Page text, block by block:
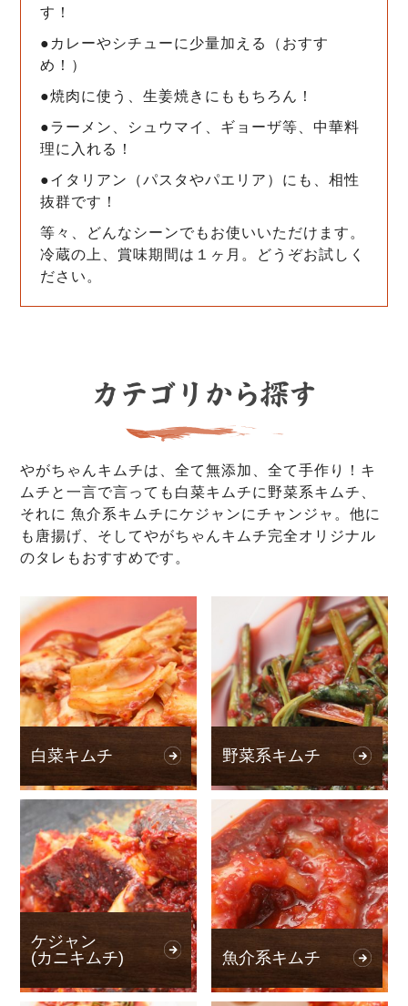
す！
●カレーやシチューに少量加える（おすす
め！）
●焼肉に使う、生姜焼きにももちろん！
●ラーメン、シュウマイ、ギョーザ等、中華料
理に入れる！
●イタリアン（パスタやパエリア）にも、相性
抜群です！
等々、どんなシーンでもお使いいただけます。
冷蔵の上、賞味期間は１ヶ月。どうぞお試しく
ださい。
やがちゃんキムチは、全て無添加、全て手作り！キ
ムチと一言で言っても白菜キムチに野菜系キムチ、
それに 魚介系キムチにケジャンにチャンジャ。他に
も唐揚げ、そしてやがちゃんキムチ完全オリジナル
のタレもおすすめです。
白菜キムチ 野菜系キムチ
ケジャン
(カニキムチ)
魚介系キムチ